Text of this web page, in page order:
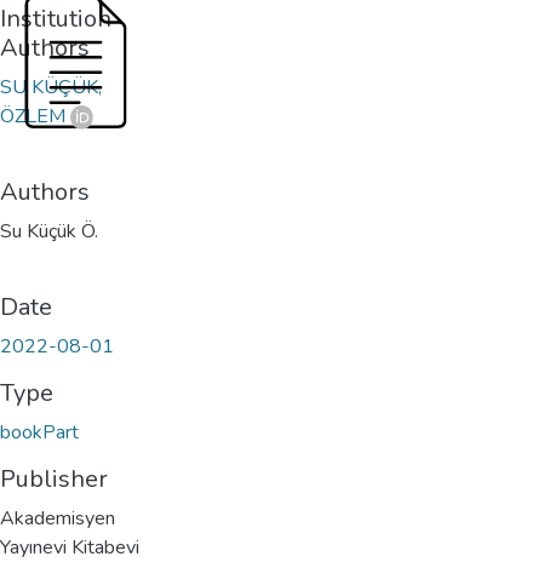
Institution
Authors
SU KÜÇÜK,
ÖZLEM
Authors
Su Küçük Ö.
Date
2022-08-01
Type
bookPart
Publisher
Akademisyen
Yayınevi Kitabevi